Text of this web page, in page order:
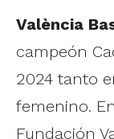
València
campeón
2024 tanto
femenino.
Fundación